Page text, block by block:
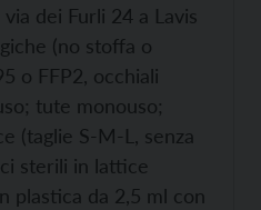
dei Furli 24 a Lavis
(no stoffa o
o FFP2, occhiali
tute monouso;
(taglie S-M-L, senza
sterili in lattice
plastica da 2,5 ml con